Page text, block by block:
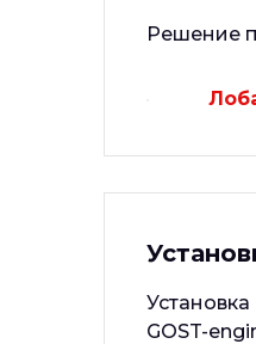
Решение
GOST-